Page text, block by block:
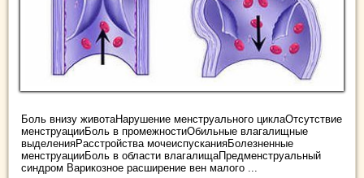
Боль внизу животаНарушение менструального циклаОтсутствие
менструацииБоль в промежностиОбильные влагалищные
выделенияРасстройства мочеиспусканияБолезненные
менструацииБоль в области влагалищаПредменструальный
синдром Варикозное расширение вен малого ...